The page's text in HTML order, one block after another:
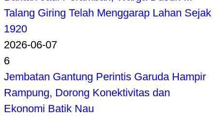
Talang Giring Telah Menggarap Lahan Sejak
1920
2026-06-07
6
Jembatan Gantung Perintis Garuda Hampir
Rampung, Dorong Konektivitas dan
Ekonomi Batik Nau